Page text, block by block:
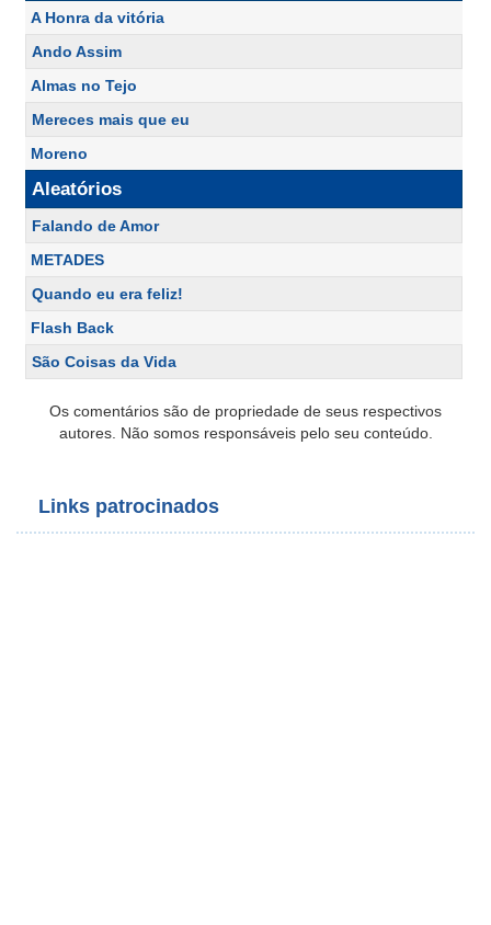
A Honra da vitória
Ando Assim
Almas no Tejo
Mereces mais que eu
Moreno
Aleatórios
Falando de Amor
METADES
Quando eu era feliz!
Flash Back
São Coisas da Vida
Os comentários são de propriedade de seus respectivos
autores. Não somos responsáveis pelo seu conteúdo.
Links patrocinados